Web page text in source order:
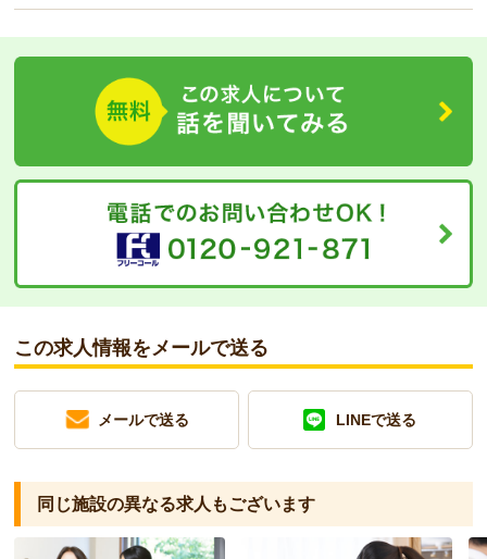
この求人情報をメールで送る
メールで送る LINEで送る
同じ施設の異なる求人もございます